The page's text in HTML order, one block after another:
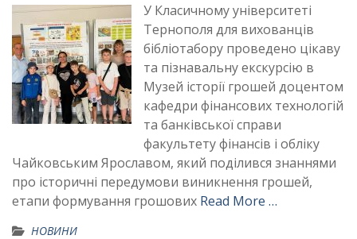
У Класичному університеті
Тернополя для вихованців
бібліотабору проведено цікаву
та пізнавальну екскурсію в
Музей історії грошей доцентом
кафедри фінансових технологій
та банківської справи
факультету фінансів і обліку
Чайковським Ярославом, який поділився знаннями
про історичні передумови виникнення грошей,
етапи формування грошових Read More …
НОВИНИ